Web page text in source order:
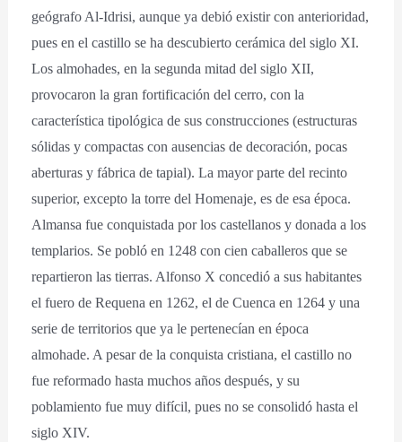
geógrafo Al-Idrisi, aunque ya debió existir con anterioridad,
pues en el castillo se ha descubierto cerámica del siglo XI.
Los almohades, en la segunda mitad del siglo XII,
provocaron la gran fortificación del cerro, con la
característica tipológica de sus construcciones (estructuras
sólidas y compactas con ausencias de decoración, pocas
aberturas y fábrica de tapial). La mayor parte del recinto
superior, excepto la torre del Homenaje, es de esa época.
Almansa fue conquistada por los castellanos y donada a los
templarios. Se pobló en 1248 con cien caballeros que se
repartieron las tierras. Alfonso X concedió a sus habitantes
el fuero de Requena en 1262, el de Cuenca en 1264 y una
serie de territorios que ya le pertenecían en época
almohade. A pesar de la conquista cristiana, el castillo no
fue reformado hasta muchos años después, y su
poblamiento fue muy difícil, pues no se consolidó hasta el
siglo XIV.